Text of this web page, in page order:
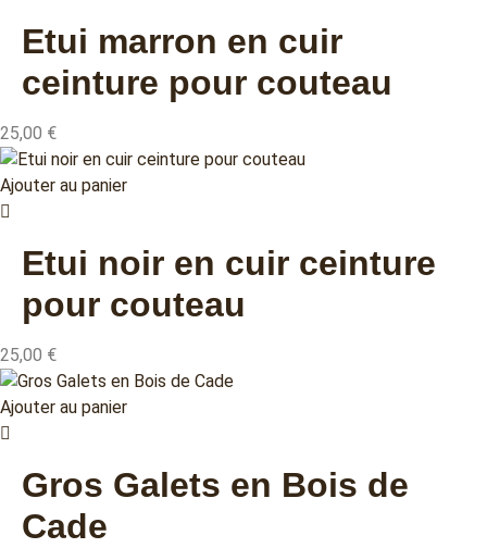
Etui marron en cuir
ceinture pour couteau
25,00 €
Ajouter au panier
Etui noir en cuir ceinture
pour couteau
25,00 €
Ajouter au panier
Gros Galets en Bois de
Cade